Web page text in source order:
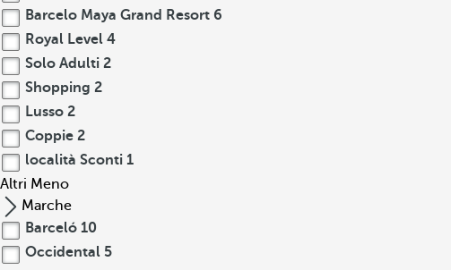
Barcelo Maya Grand Resort 6
Royal Level 4
Solo Adulti 2
Shopping 2
Lusso 2
Coppie 2
località Sconti 1
Altri Meno
Marche
Barceló 10
Occidental 5